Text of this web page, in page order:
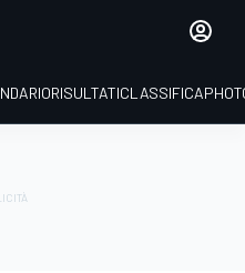
RISULTATICLASSIFICA